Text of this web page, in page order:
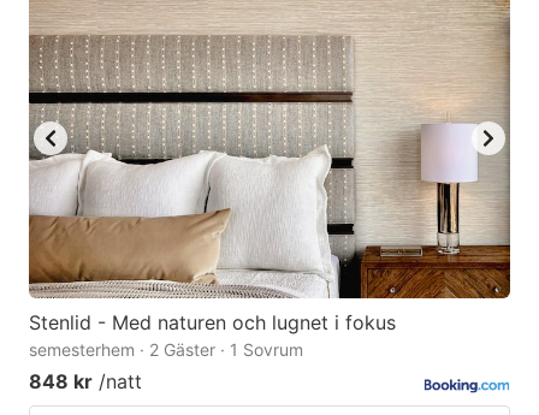
Stenlid - Med naturen och lugnet i fokus
semesterhem · 2 Gäster · 1 Sovrum
848 kr /natt